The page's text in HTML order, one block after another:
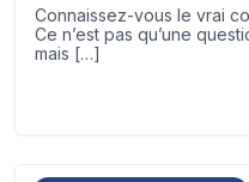
Connaissez-vous le vrai
Ce n’est pas qu’une
mais […]